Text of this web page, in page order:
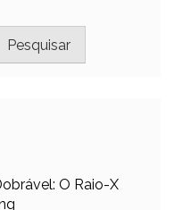
Pesquisar
O Raio-X